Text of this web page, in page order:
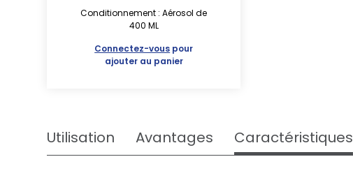
Conditionnement : Aérosol de
400 ML
Connectez-vous pour
ajouter au panier
Utilisation Avantages Caractéristiques